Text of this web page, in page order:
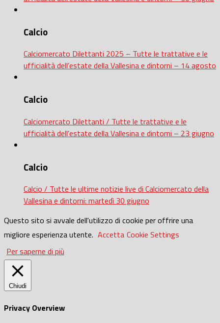
Calcio
Calciomercato Dilettanti 2025 – Tutte le trattative e le
ufficialità dell’estate della Vallesina e dintorni – 14 agosto
Calcio
Calciomercato Dilettanti / Tutte le trattative e le
ufficialità dell’estate della Vallesina e dintorni – 23 giugno
Calcio
Calcio / Tutte le ultime notizie live di Calciomercato della
Vallesina e dintorni: martedì 30 giugno
Questo sito si avvale dell'utilizzo di cookie per offrire una
migliore esperienza utente. Accetta Cookie Settings
Per saperne di più
Chiudi
Privacy Overview